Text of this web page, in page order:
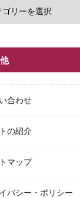
合わせ
の紹介
マップ
バシー・ポリシー